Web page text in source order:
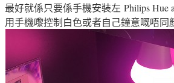
最好就係只要係手機安裝左 Philips Hue
用手機嚟控制白色或者自己鐘意嘅唔同